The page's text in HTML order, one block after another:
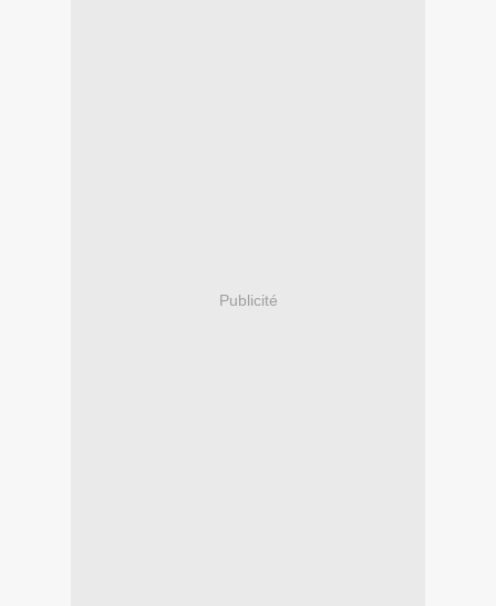
Publicité